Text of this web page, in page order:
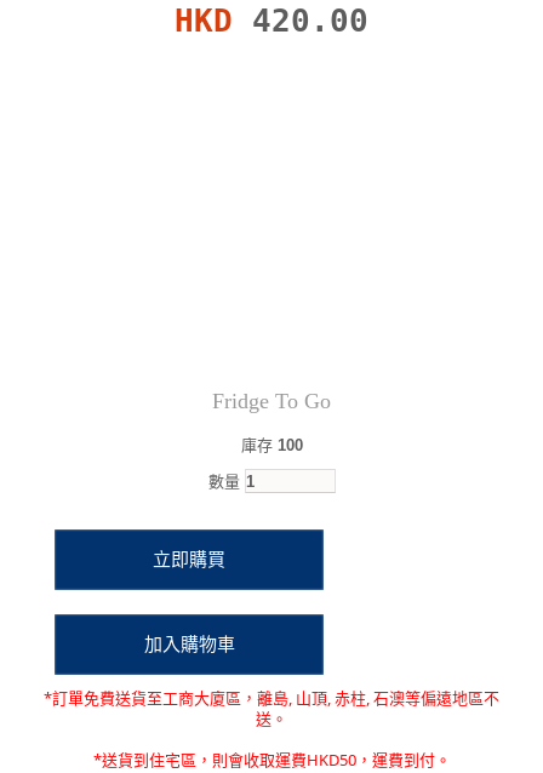
HKD 420.00
Fridge To Go
庫存 100
數量
*訂單免費送貨至工商大廈區，離島, 山頂, 赤柱, 石澳等偏遠地區不
送 。
*送貨到住宅區，則會收取運費HKD50，運費到付。